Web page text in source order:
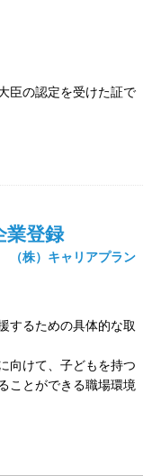
臣の認定を受けた証で
業登録
（株）キャリアプラン
するための具体的な取
向けて、子どもを持つ
ことができる職場環境